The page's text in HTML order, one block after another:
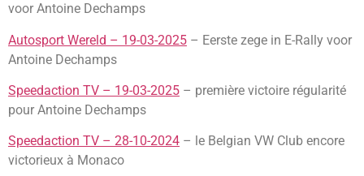
voor Antoine Dechamps
Autosport Wereld – 19-03-2025 – Eerste zege in E-Rally voor
Antoine Dechamps
Speedaction TV – 19-03-2025 – première victoire régularité
pour Antoine Dechamps
Speedaction TV – 28-10-2024 – le Belgian VW Club encore
victorieux à Monaco